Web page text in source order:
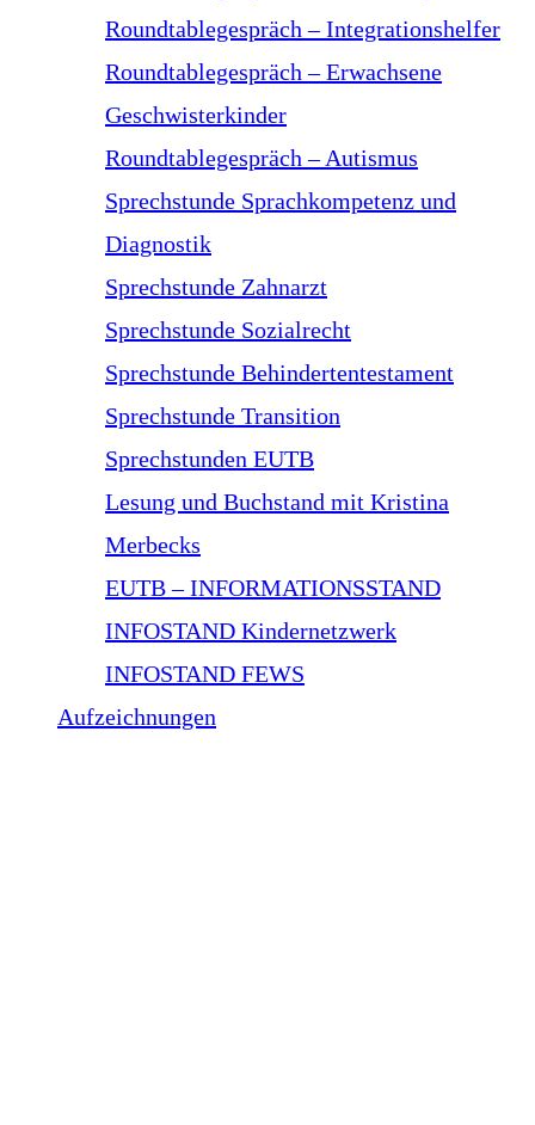
Roundtablegespräch – Integrationshelfer
Roundtablegespräch – Erwachsene
Geschwisterkinder
Roundtablegespräch – Autismus
Sprechstunde Sprachkompetenz und
Diagnostik
Sprechstunde Zahnarzt
Sprechstunde Sozialrecht
Sprechstunde Behindertentestament
Sprechstunde Transition
Sprechstunden EUTB
Lesung und Buchstand mit Kristina
Merbecks
EUTB – INFORMATIONSSTAND
INFOSTAND Kindernetzwerk
INFOSTAND FEWS
Aufzeichnungen